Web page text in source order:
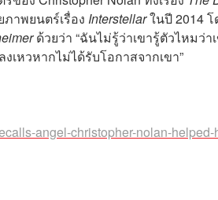
าพยนตร์เรื่อง Interstellarในปี 2014 โ
ด้วยว่า “ฉันไม่รู้ว่าเขารู้ตัวไหม
หวหากไม่ได้รับโอกาสจากเขา”
angel-christopher-nolan-